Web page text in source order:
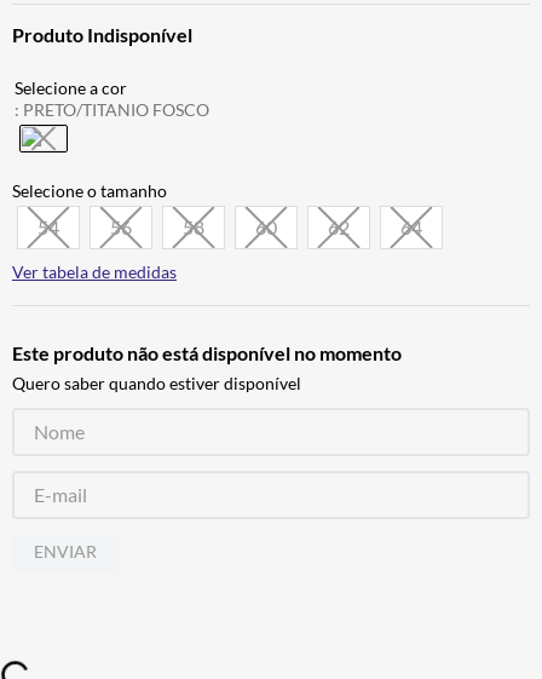
Produto Indisponível
: PRETO/TITANIO FOSCO
54 56 58 60 62 64
Ver tabela de medidas
Este produto não está disponível no momento
Quero saber quando estiver disponível
ENVIAR
10º BOTAS